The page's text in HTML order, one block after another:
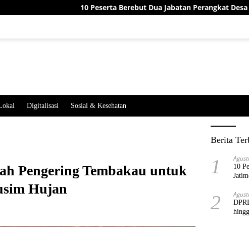
10 Peserta Berebut Dua Jabatan Perangkat Desa Jatimekar,
Digitalisasi Sosial & Kesehatan
Pengering Tembakau untuk
Hujan
Berita
1
10
2